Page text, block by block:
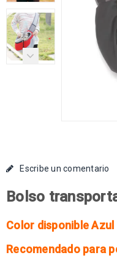
Escribe un comentario
Bolso
Color disponible Azul
Recomendado para